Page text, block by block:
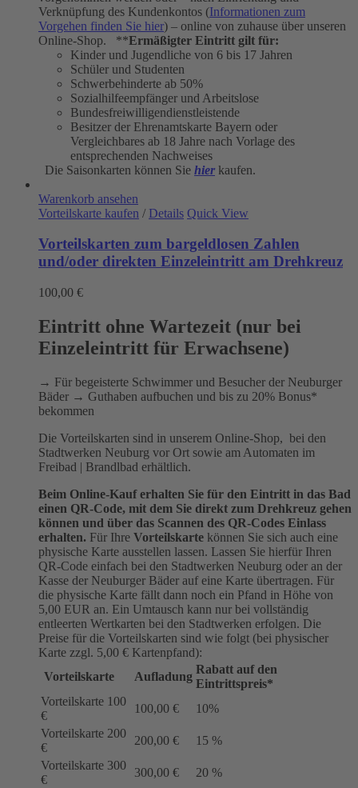
Verknüpfung des Kundenkontos (Informationen zum
Vorgehen finden Sie hier) – online von zuhause über unseren
Online-Shop. **Ermäßigter Eintritt gilt für:
Kinder und Jugendliche von 6 bis 17 Jahren
Schüler und Studenten
Schwerbehinderte ab 50%
Sozialhilfeempfänger und Arbeitslose
Bundesfreiwilligendienstleistende
Besitzer der Ehrenamtskarte Bayern oder
Vergleichbares ab 18 Jahre nach Vorlage des
entsprechenden Nachweises
Die Saisonkarten können Sie hier kaufen.
Warenkorb ansehen
Vorteilskarte kaufen / Details Quick View
Vorteilskarten zum bargeldlosen Zahlen
und/oder direkten Einzeleintritt am Drehkreuz
100,00 €
Eintritt ohne Wartezeit (nur bei
Einzeleintritt für Erwachsene)
→ Für begeisterte Schwimmer und Besucher der Neuburger
Bäder → Guthaben aufbuchen und bis zu 20% Bonus*
bekommen
Die Vorteilskarten sind in unserem Online-Shop, bei den
Stadtwerken Neuburg vor Ort sowie am Automaten im
Freibad | Brandlbad erhältlich.
Beim Online-Kauf erhalten Sie für den Eintritt in das Bad
einen QR-Code, mit dem Sie direkt zum Drehkreuz gehen
können und über das Scannen des QR-Codes Einlass
erhalten. Für Ihre Vorteilskarte können Sie sich auch eine
physische Karte ausstellen lassen. Lassen Sie hierfür Ihren
QR-Code einfach bei den Stadtwerken Neuburg oder an der
Kasse der Neuburger Bäder auf eine Karte übertragen. Für
die physische Karte fällt dann noch ein Pfand in Höhe von
5,00 EUR an. Ein Umtausch kann nur bei vollständig
entleerten Wertkarten bei den Stadtwerken erfolgen. Die
Preise für die Vorteilskarten sind wie folgt (bei physischer
Karte zzgl. 5,00 € Kartenpfand):
Vorteilskarte
Aufladung
Rabatt auf den
Eintrittspreis*
Vorteilskarte 100
€
100,00 €
10%
Vorteilskarte 200
€
200,00 €
15 %
Vorteilskarte 300
€
300,00 €
20 %